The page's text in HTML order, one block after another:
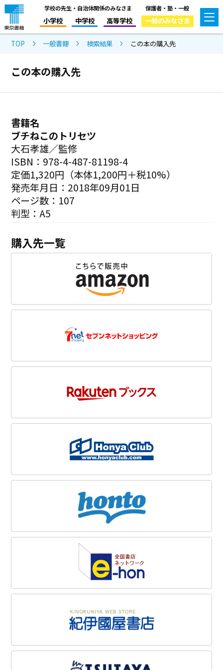
学校の先生・自治体関係のみなさま
小学校 中学校 高等学校
保護者・塾・一般
一般のみなさま
TOP 一般書籍 検索結果 この本の購入先
この本の購入先
書籍名
ブチねこのトリセツ
大石孝雄／監修
ISBN：978-4-487-81198-4
定価1,320円（本体1,200円＋税10%）
発売年月日：2018年09月01日
ページ数：107
判型：A5
購入先一覧